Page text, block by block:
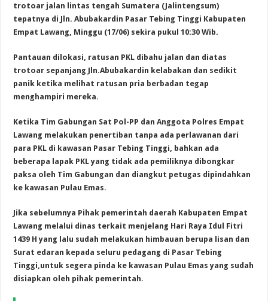
trotoar jalan lintas tengah Sumatera (Jalintengsum)
tepatnya di Jln. Abubakardin Pasar Tebing Tinggi Kabupaten
Empat Lawang, Minggu (17/06) sekira pukul 10:30 Wib.
Pantauan dilokasi, ratusan PKL dibahu jalan dan diatas
trotoar sepanjang Jln.Abubakardin kelabakan dan sedikit
panik ketika melihat ratusan pria berbadan tegap
menghampiri mereka.
Ketika Tim Gabungan Sat Pol-PP dan Anggota Polres Empat
Lawang melakukan penertiban tanpa ada perlawanan dari
para PKL di kawasan Pasar Tebing Tinggi, bahkan ada
beberapa lapak PKL yang tidak ada pemiliknya dibongkar
paksa oleh Tim Gabungan dan diangkut petugas dipindahkan
ke kawasan Pulau Emas.
Jika sebelumnya Pihak pemerintah daerah Kabupaten Empat
Lawang melalui dinas terkait menjelang Hari Raya Idul Fitri
1439 H yang lalu sudah melakukan himbauan berupa lisan dan
Surat edaran kepada seluru pedagang di Pasar Tebing
Tinggi,untuk segera pinda ke kawasan Pulau Emas yang sudah
disiapkan oleh pihak pemerintah.